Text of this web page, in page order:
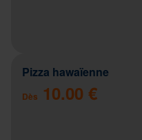
Pizza hawaïenne
Dès 10.00 €